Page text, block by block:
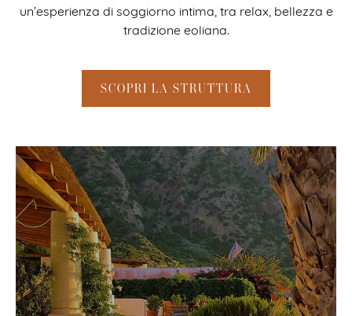
un’esperienza di soggiorno intima, tra relax, bellezza e
tradizione eoliana.
SCOPRI LA STRUTTURA